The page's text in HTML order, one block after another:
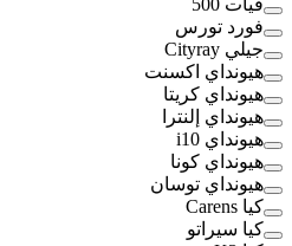
فورد تورس
جيلي Cityray
هيونداي اكسنت
هيونداي كريتا
هيونداي إلنترا
هيونداي i10
هيونداي كونا
هيونداي توسان
كيا Carens
كيا سيراتو